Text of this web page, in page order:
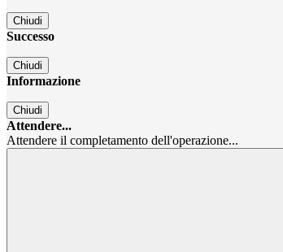
Chiudi
Successo
Chiudi
Informazione
Chiudi
Attendere...
Attendere il completamento dell'operazione...